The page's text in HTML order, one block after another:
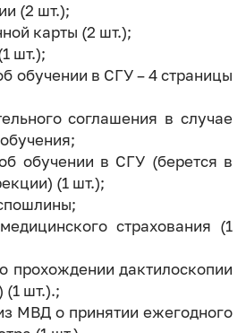
(2 шт.);
карты (2 шт.);
шт.);
обучении в СГУ – 4 страницы
соглашения в случае
обучении в СГУ (берется в
(1 шт.);
страхования (1
прохождении дактилоскопии
(1 шт.).;
МВД о принятии ежегодного